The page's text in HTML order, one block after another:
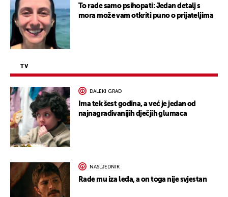
To rade samo psihopati: Jedan detalj s
mora može vam otkriti puno o prijateljima
TV
DALEKI GRAD
Ima tek šest godina, a već je jedan od
najnagrađivanijih dječjih glumaca
NASLJEDNIK
Rade mu iza leđa, a on toga nije svjestan